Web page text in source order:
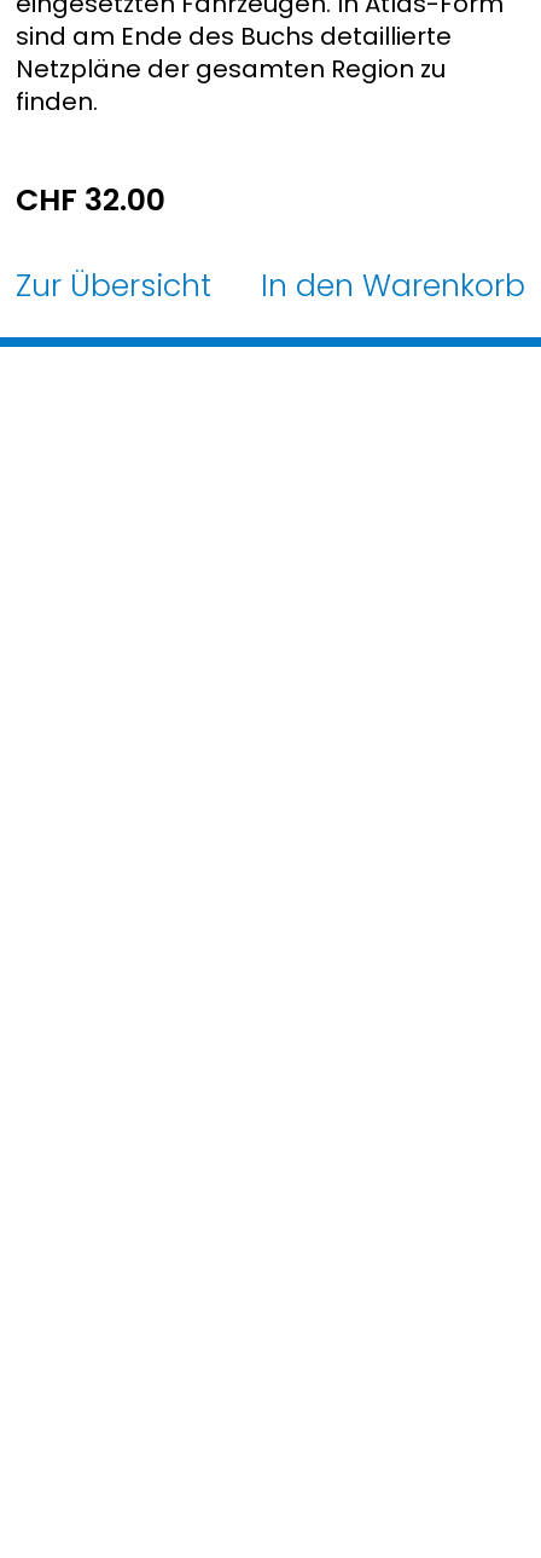
sind am Ende des Buchs detaillierte
Netzpläne der gesamten Region zu
finden.
CHF 32.00
Zur Übersicht In den Warenkorb